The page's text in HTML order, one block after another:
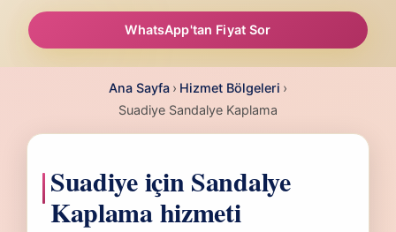
WhatsApp'tan Fiyat Sor
Ana Sayfa › Hizmet Bölgeleri ›
Suadiye Sandalye Kaplama
Suadiye için Sandalye
Kaplama hizmeti